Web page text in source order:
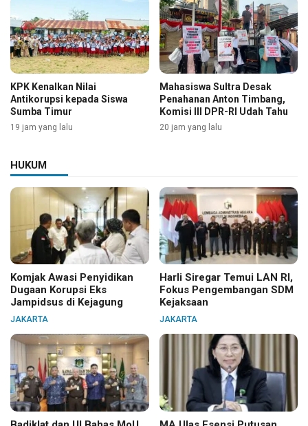
KPK Kenalkan Nilai
Antikorupsi kepada Siswa
Sumba Timur
19 jam yang lalu
Mahasiswa Sultra Desak
Penahanan Anton Timbang,
Komisi III DPR-RI Udah Tahu
20 jam yang lalu
HUKUM
Komjak Awasi Penyidikan
Dugaan Korupsi Eks
Jampidsus di Kejagung
JAKARTA
Harli Siregar Temui LAN RI,
Fokus Pengembangan SDM
Kejaksaan
JAKARTA